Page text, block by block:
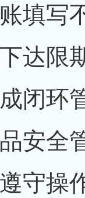
填写
达限
闭环
安全
守操